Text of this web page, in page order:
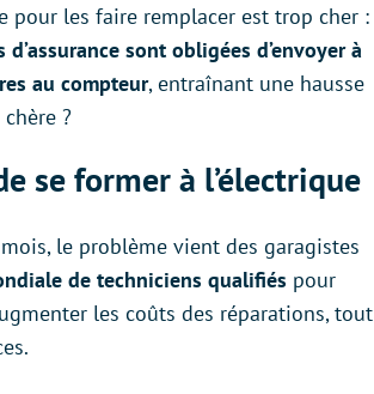
pour les faire remplacer est trop cher :
d’assurance sont obligées d’envoyer à
au compteur, entraînant une hausse
?
se former à l’électrique
le problème vient des garagistes
de techniciens qualifiés pour
les coûts des réparations, tout